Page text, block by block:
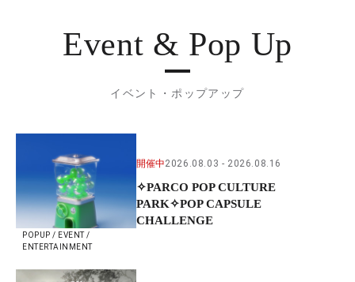
Event & Pop Up
イベント・ポップアップ
POPUP / EVENT /
ENTERTAINMENT
開催中2026.08.03 2026.08.16
✧PARCO POP CULTURE
PARK✧POP CAPSULE
CHALLENGE